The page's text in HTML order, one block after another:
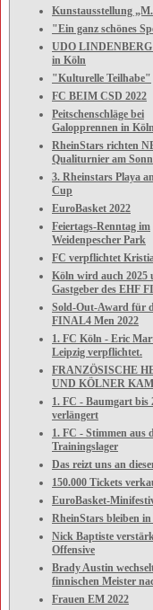
Kunstausstellung
"Ein ganz schönes
UDO LINDENBERG
in Köln
"Kulturelle Teilhabe"
FC BEIM CSD 2022
Peitschenschläge bei
Galopprennen in
RheinStars richten
Qualiturnier am
3. Rheinstars Playa
Cup
EuroBasket 2022
Feiertags-Renntag im
Weidenpescher Park
FC verpflichtet
Köln wird auch 2025
Gastgeber des EHF
Sold-Out-Award für
FINAL4 Men 2022
1. FC Köln - Eric
Leipzig verpflichtet.
FRANZÖSISCHE
UND KÖLNER
1. FC - Baumgart bis
verlängert
1. FC - Stimmen aus
Trainingslager
Das reizt uns an
150.000 Tickets
EuroBasket-
RheinStars bleiben
Nick Baptiste
Offensive
Brady Austin
finnischen Meister
Frauen EM 2022